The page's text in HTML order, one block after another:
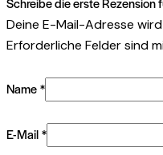
Deine E-Mail-Adresse
Erforderliche Felder sind
Name*
E-Mail*